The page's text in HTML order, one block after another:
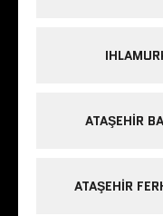
ATAŞEHIR
ATAŞEHIR